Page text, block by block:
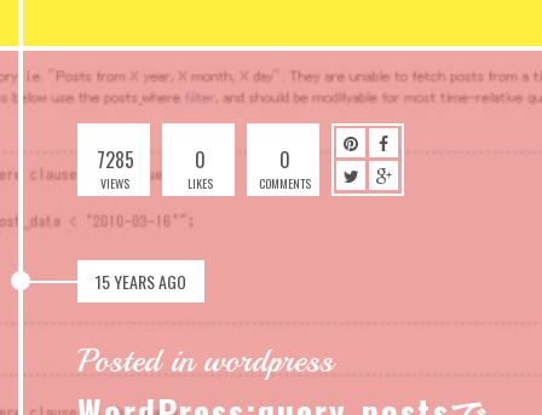
7285
VIEWS
0
LIKES
0
COMMENTS
15 YEARS AGO
Posted in wordpress